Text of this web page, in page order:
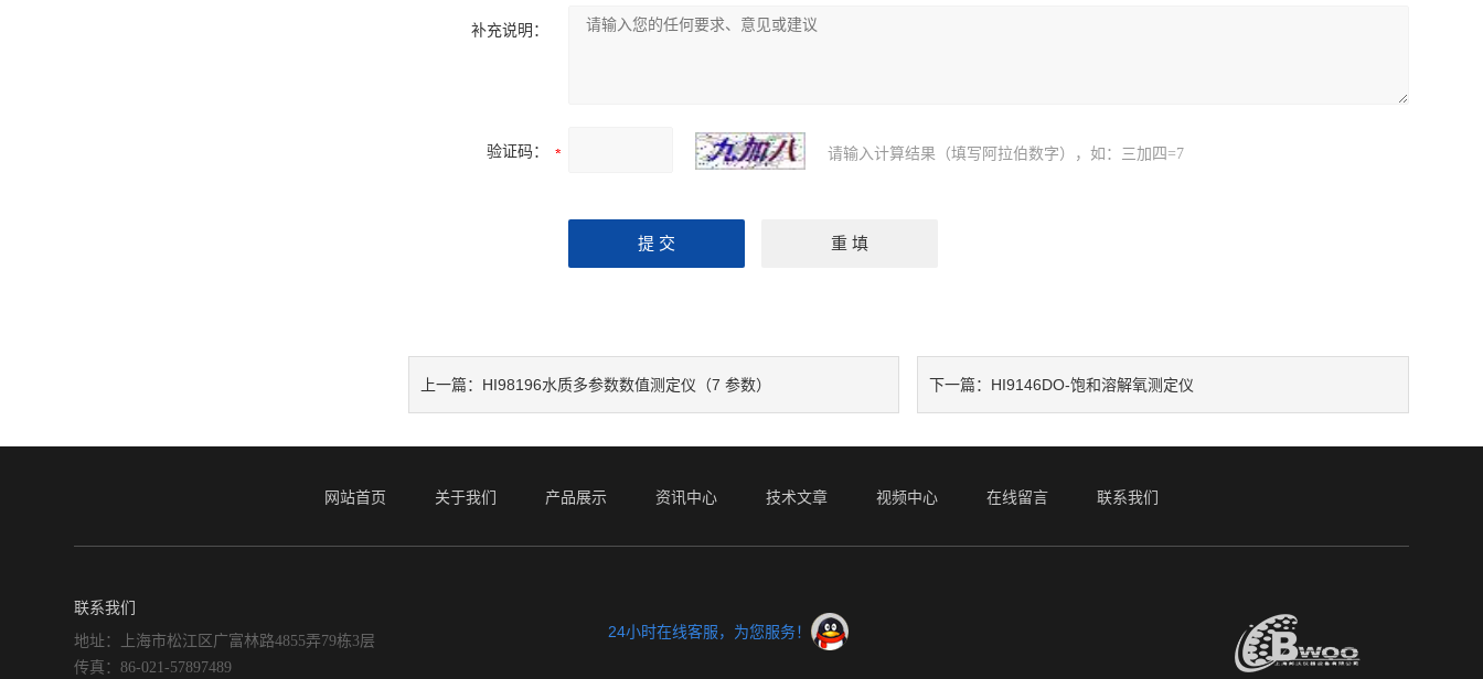
补充说明：
验证码： 请输入计算结果（填写阿拉伯数字），如：三加四=7
上一篇： HI98196水质多参数数值测定仪（7 参数） 下一篇： HI9146DO-饱和溶解氧测定仪
网站首页 关于我们 产品展示 资讯中心 技术文章 视频中心 在线留言 联系我们
联系我们
地址：上海市松江区广富林路4855弄79栋3层
传真：86-021-57897489
24小时在线客服，为您服务！